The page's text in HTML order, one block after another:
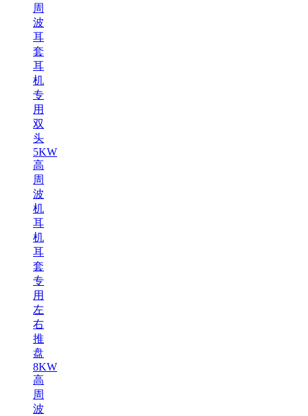
周
波
耳
套
耳
机
专
用
双
头
5KW
高
周
波
机
耳
机
耳
套
专
用
左
右
推
盘
8KW
高
周
波